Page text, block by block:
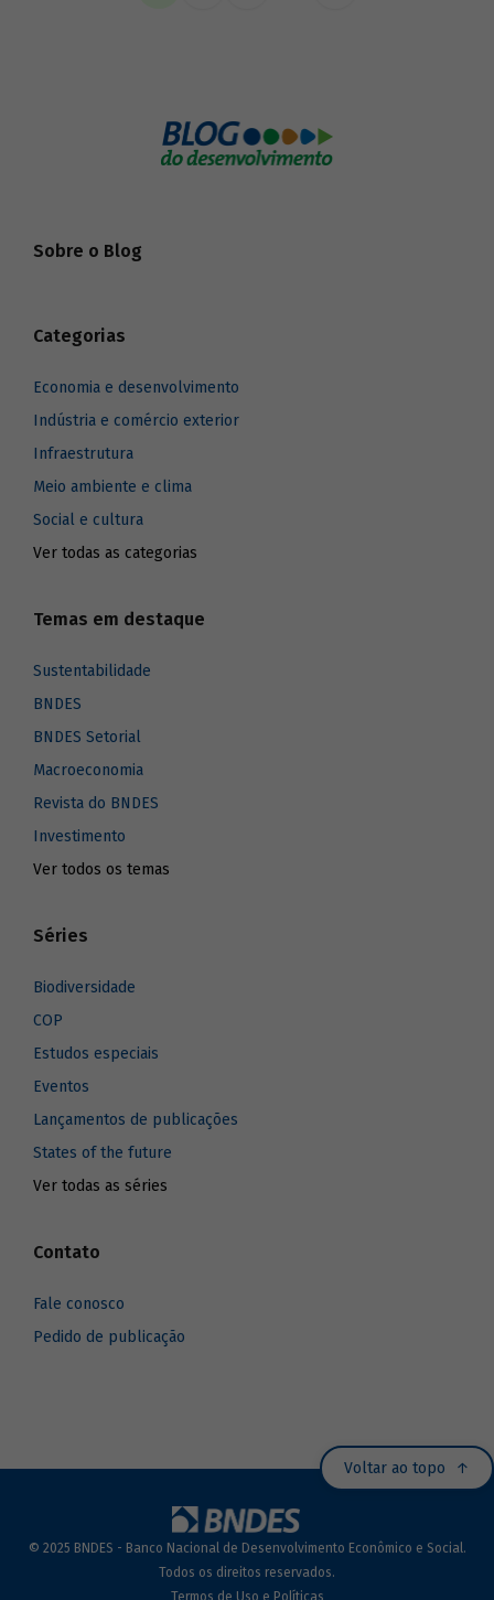
Sobre o Blog
Categorias
Economia e desenvolvimento
Indústria e comércio exterior
Infraestrutura
Meio ambiente e clima
Social e cultura
Ver todas as categorias
Temas em destaque
Sustentabilidade
BNDES
BNDES Setorial
Macroeconomia
Revista do BNDES
Investimento
Ver todos os temas
Séries
Biodiversidade
COP
Estudos especiais
Eventos
Lançamentos de publicações
States of the future
Ver todas as séries
Contato
Fale conosco
Pedido de publicação
Voltar ao topo
© 2025 BNDES - Banco Nacional de Desenvolvimento Econômico e Social.
Todos os direitos reservados.
Termos de Uso e Políticas